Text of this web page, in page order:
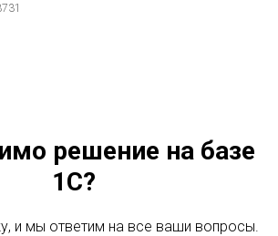
решение на базе
1С?
и мы ответим на все ваши вопросы.